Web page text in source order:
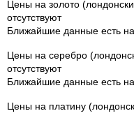
Цены на золото
отсутствуют
Ближайшие данные есть на
Цены на серебро
отсутствуют
Ближайшие данные есть на
Цены на платину